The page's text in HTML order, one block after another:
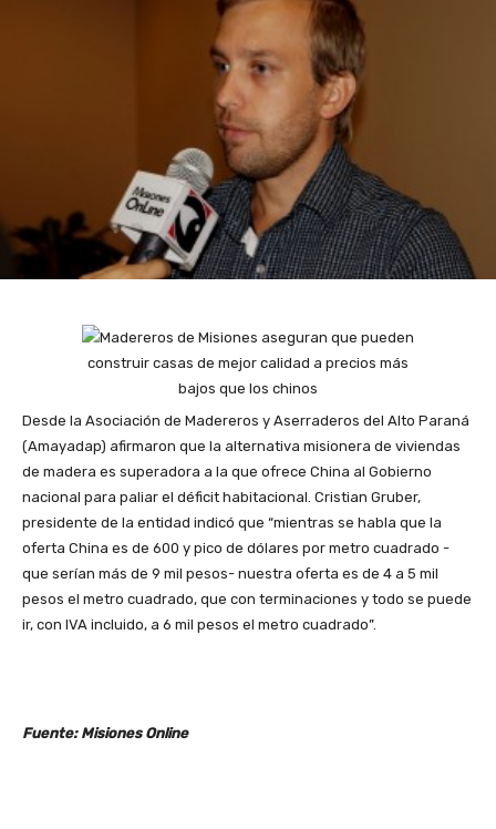
Desde la Asociación de Madereros y Aserraderos del Alto Paraná
(Amayadap) afirmaron que la alternativa misionera de viviendas
de madera es superadora a la que ofrece China al Gobierno
nacional para paliar el déficit habitacional. Cristian Gruber,
presidente de la entidad indicó que “mientras se habla que la
oferta China es de 600 y pico de dólares por metro cuadrado -
que serían más de 9 mil pesos- nuestra oferta es de 4 a 5 mil
pesos el metro cuadrado, que con terminaciones y todo se puede
ir, con IVA incluido, a 6 mil pesos el metro cuadrado”.
Fuente: Misiones Online